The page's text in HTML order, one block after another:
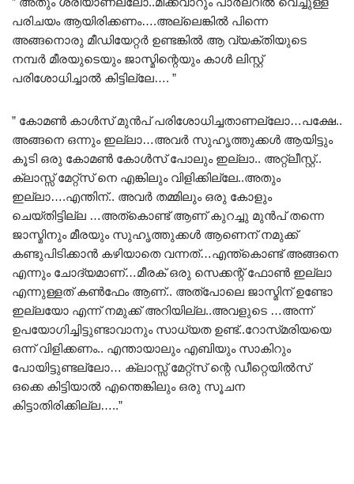
പരിചയം ആയിരിക്കണം….അല്ലെങ്കിൽ പിന്നെ
അങ്ങനൊരു മീഡിയേറ്റർ ഉണ്ടങ്കിൽ ആ വ്യക്തിയുടെ
നമ്പർ മീരയുടെയും ജാസ്മിന്റെയും കാൾ ലിസ്റ്റ്
പരിശോധിച്ചാൽ കിട്ടില്ലേ…. ”
” കോമൺ കാൾസ് മുൻപ് പരിശോധിച്ചതാണല്ലോ…പക്ഷേ..
അങ്ങനെ ഒന്നും ഇല്ലാ…അവർ സുഹൃത്തുക്കൾ ആയിട്ടും
കൂടി ഒരു കോമൺ കോൾസ് പോലും ഇല്ലാ.. അറ്റ്ലീസ്റ്റ്..
ക്ലാസ്സ്‌ മേറ്റ്സ് നെ എങ്കിലും വിളിക്കില്ലേ..അതും
ഇല്ലാ….എന്തിന്.. അവർ തമ്മിലും ഒരു കോളും
ചെയ്തിട്ടില്ല …അത്കൊണ്ട് ആണ് കുറച്ചു മുൻപ് തന്നെ
ജാസ്മിനും മീരയും സുഹൃത്തുക്കൾ ആണെന് നമുക്ക്
കണ്ടുപിടിക്കാൻ കഴിയാതെ വന്നത്…എന്ത്കൊണ്ട് അങ്ങനെ
എന്നും ചോദ്യമാണ്…മീരക് ഒരു സെക്കന്റ്‌ ഫോൺ ഇല്ലാ
എന്നുള്ളത് കൺഫേം ആണ്.. അത്പോലെ ജാസ്മിന് ഉണ്ടോ
ഇല്ലയോ എന്ന് നമുക്ക് അറിയില്ല..അവളുടെ …അന്ന്
ഉപയോഗിച്ചിട്ടുണ്ടാവാനും സാധ്യത ഉണ്ട്..റോസ്‌മരിയയെ
ഒന്ന് വിളിക്കണം.. എന്തായാലും എബിയും സാകിറും
പോയിട്ടുണ്ടല്ലോ… ക്ലാസ്സ്‌ മേറ്റ്സ് ന്റെ ഡീറ്റെയിൽസ്
ഒക്കെ കിട്ടിയാൽ എന്തെങ്കിലും ഒരു സൂചന
കിട്ടാതിരിക്കില്ല…..”